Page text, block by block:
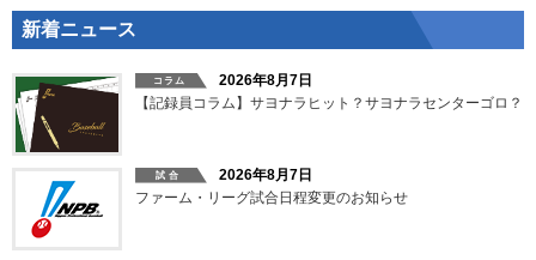
新着ニュース
2026年8月7日
【記録員コラム】サヨナラヒット？サヨナラセンターゴロ？
2026年8月7日
ファーム・リーグ試合日程変更のお知らせ